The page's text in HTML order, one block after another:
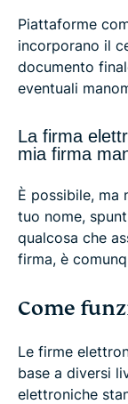
Piattaforme
incorporano il
documento
eventuali
La firma
mia firma
È possibile, ma
tuo nome,
qualcosa che
firma, è
Come
Le firme
base a diversi
elettroniche